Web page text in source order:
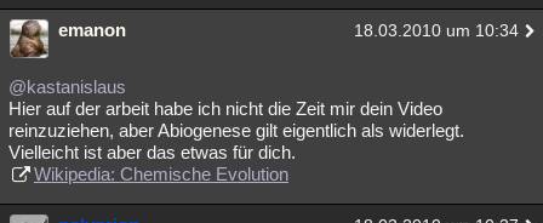
emanon 18.03.2010 um 10:34
@kastanislaus
Hier auf der arbeit habe ich nicht die Zeit mir dein Video
reinzuziehen, aber Abiogenese gilt eigentlich als widerlegt.
Vielleicht ist aber das etwas für dich.
Wikipedia: Chemische Evolution